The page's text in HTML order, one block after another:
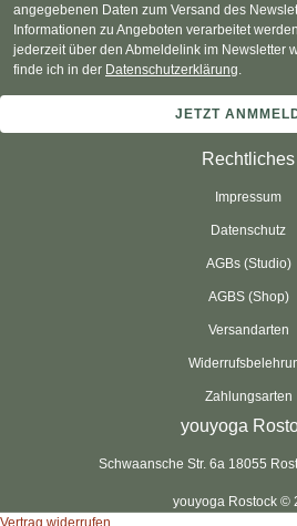
angegebenen Daten zum Versand des
Informationen zu Angeboten verarbeitet
jederzeit über den Abmeldelink im Newsletter
finde ich in der Datenschutzerklärung
Rechtliches
Impressum
Datenschutz
AGBs (Studio)
AGBS (Shop)
Versandarten
Zahlungsarten
youyoga
Schwaansche Str. 6a 18055
youyoga Rostock ©